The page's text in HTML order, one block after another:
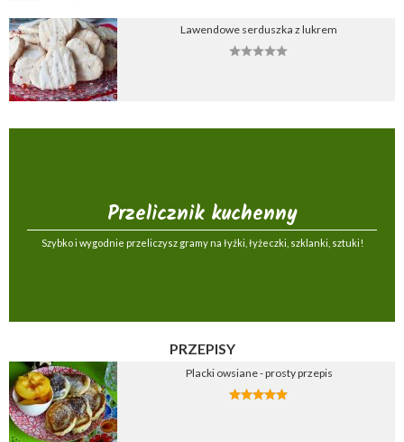
Lawendowe serduszka z lukrem
Przelicznik kuchenny
Szybko i wygodnie przeliczysz gramy na łyżki, łyżeczki, szklanki, sztuki!
PRZEPISY
Placki owsiane - prosty przepis